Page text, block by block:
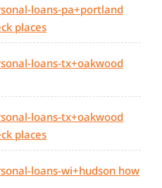
loans-pa+portland
places
loans-tx+oakwood
loans-tx+oakwood
places
loans-wi+hudson how